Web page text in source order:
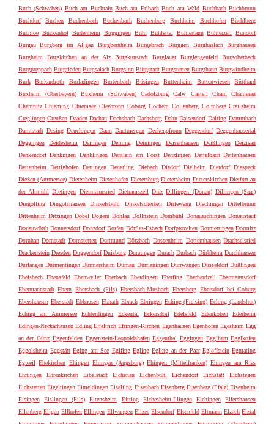
Buch (Schwaben) Buch am Buchrain Buch am Erlbach Buch am Wald Buchbach Buchbrunn
Buchdorf
Buchen Buchenbach Büchenbach Buchenberg Buchheim Buchhofen
Büchlberg
Buchloe Buckenhof Budenheim Buggingen Bühl Bühlertal Bühlertann Bühlerzell
Bundorf
Burgau
Burgberg im Allgäu Burgbernheim Burgebrach Burggen Burghaslach
Burghausen
Burgheim
Burgkirchen an der Alz Burgkunstadt Burglauer Burglengenfeld
Burgoberbach
Burgpreppach Burgrieden Burgsalach Burgsinn Bürgstadt Burgstetten Burgthann Burgwindheim
Burk
Burkardroth Burladingen Burtenbach Büsingen Buttenheim Buttenwiesen
Bütthard
Buxheim (Oberbayern)
Buxheim (Schwaben) Cadolzburg Calw Castell Cham
Chamerau
Chemnitz Chieming Chiemsee Cleebronn Coburg Cochem Collenberg Colmberg Crailsheim
Creglingen Creußen Daaden Dachau Dachsbach Dachsberg Dahn Daisendorf Daiting Dammbach
Darmstadt Dasing Dauchingen Daun Dautmergen Deckenpfronn Deggendorf Deggenhausertal
Deggingen
Deidesheim Deilingen Deining Deiningen Deisenhausen Deißlingen
Deizisau
Denkendorf Denkingen Denklingen Dentlein am Forst Denzlingen Dettelbach Dettenhausen
Dettenheim
Dettighofen Dettingen Deuerling Diebach Diedorf Dielheim Dierdorf Diespeck
Dießen (Ammersee) Dietenheim Dietenhofen Dietersburg Dietersheim Dieterskirchen Dietfurt an
der Altmühl Dietingen Dietmannsried Dietramszell Diez Dillingen (Donau) Dillingen (Saar)
Dingolfing
Dingolshausen Dinkelsbühl Dinkelscherben Dirlewang Dischingen
Dittelbrunn
Dittenheim Ditzingen Dobel Dogern Döhlau Dollnstein Dombühl Donaueschingen Donaustauf
Donauwörth Donnersdorf Donzdorf Dorfen Dörfles-Esbach Dorfprozelten Dormettingen Dormitz
Dornhan Dornstadt Dornstetten Dortmund Dörzbach Dossenheim Dotternhausen Drachselsried
Drackenstein Dresden Duggendorf Duisburg Dunningen Durach Durbach Dürbheim Durchhausen
Durlangen Dürmentingen Durmersheim Dürnau Dürrlauingen Dürrwangen Düsseldorf Dußlingen
Ebelsbach Ebensfeld Ebenweiler Eberbach Eberdingen Eberfing Eberhardzell Ebermannsdorf
Ebermannstadt Ebern Ebersbach (Fils) Ebersbach-Musbach Ebersberg Ebersdorf bei Coburg
Ebershausen Eberstadt Ebhausen Ebnath Ebrach Ebringen Eching (Freising) Eching (Landshut)
Eching am Ammersee
Echterdingen Eckental Eckersdorf Edelsfeld Edenkoben
Ederheim
Edingen-Neckarhausen Edling Effeltrich Efringen-Kirchen Egenhausen Egenhofen Egesheim Egg
an der Günz Eggenfelden Eggenstein-Leopoldshafen Eggenthal Eggingen Egglham Egglkofen
Eggolsheim Eggstätt Eging am See Eglfing Egling Egling an der Paar Egloffstein Egmating
Egweil Ehekirchen Ehingen Ehingen (Augsburg) Ehingen (Mittelfranken) Ehingen am Ries
Ehningen
Ehrenkirchen Eibelstadt Eichenau Eichenbühl Eichendorf Eichstätt
Eichstegen
Eichstetten Eigeltingen Eimeldingen Eiselfing Eisenbach Eisenberg Eisenberg (Pfalz) Eisenheim
Eisingen
Eislingen (Fils) Eitensheim Eitting Elchesheim-Illingen Elchingen
Elfershausen
Ellenberg Ellgau Ellhofen Ellingen Ellwangen Ellzee Elsendorf Elsenfeld Eltmann Elzach Elztal